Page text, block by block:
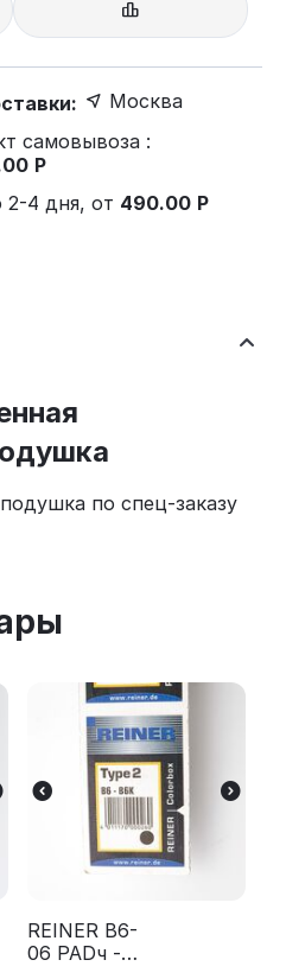
Москва
самовывоза :
Р
2-4 дня, от 490.00 Р
по спец-заказу
REINER B6-
06 PADч -